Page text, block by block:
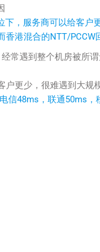
，服务商可以给客户
港混合的NTT/PCCW
常遇到整个机房被所
户更少，很难遇到大规
信48ms，联通50ms，